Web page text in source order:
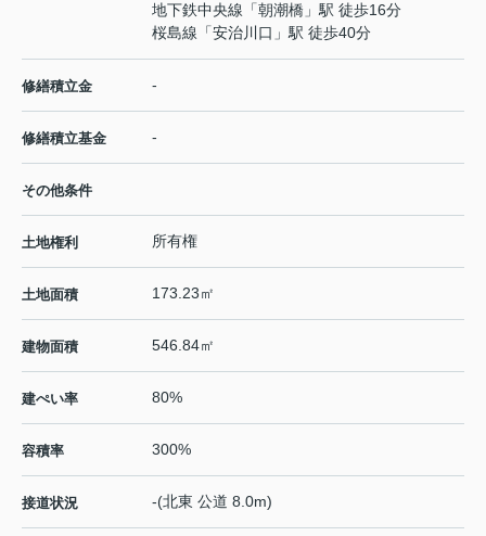
地下鉄中央線 「朝潮橋 」駅 徒歩16分
桜島線 「安治川口 」駅 徒歩40分
修繕積立金 -
修繕積立基金 -
その他条件
土地権利 所有権
土地面積 173.23㎡
建物面積 546.84㎡
建ぺい率 80%
容積率 300%
接道状況 -(北東 公道 8.0m)